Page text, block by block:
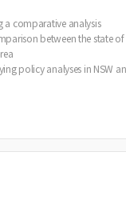
a comparative analysis
between the state of
policy analyses in NSW